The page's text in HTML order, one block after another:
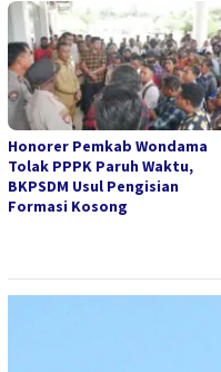
Honorer Pemkab Wondama
Tolak PPPK Paruh Waktu,
BKPSDM Usul Pengisian
Formasi Kosong